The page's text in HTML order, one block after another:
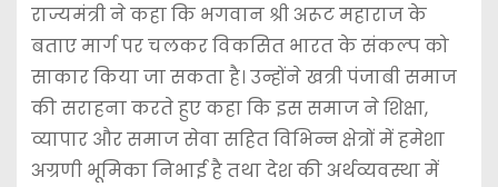
राज्यमंत्री ने कहा कि भगवान श्री अरूट महाराज के
बताए मार्ग पर चलकर विकसित भारत के संकल्प को
साकार किया जा सकता है। उन्होंने खत्री पंजाबी समाज
की सराहना करते हुए कहा कि इस समाज ने शिक्षा,
व्यापार और समाज सेवा सहित विभिन्न क्षेत्रों में हमेशा
अग्रणी भूमिका निभाई है तथा देश की अर्थव्यवस्था में